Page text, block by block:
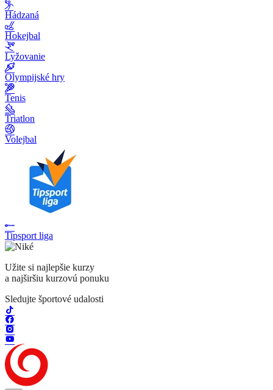
Hádzaná
Hokejbal
Lyžovanie
Olympijské hry
Tenis
Triatlon
Volejbal
Tipsport liga
Užite si najlepšie kurzy
a najširšiu kurzovú ponuku
Sledujte športové udalosti